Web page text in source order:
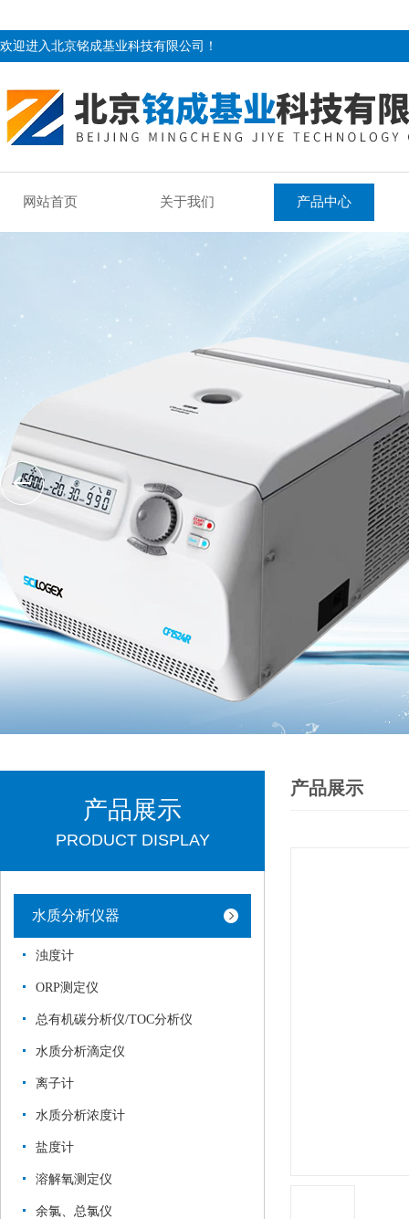
欢迎进入北京铭成基业科技有限公司！
网站首页 关于我们 产品中心
产品展示
PRODUCT DISPLAY
水质分析仪器
浊度计
ORP测定仪
总有机碳分析仪/TOC分析仪
水质分析滴定仪
离子计
水质分析浓度计
盐度计
溶解氧测定仪
余氯、总氯仪
产品展示